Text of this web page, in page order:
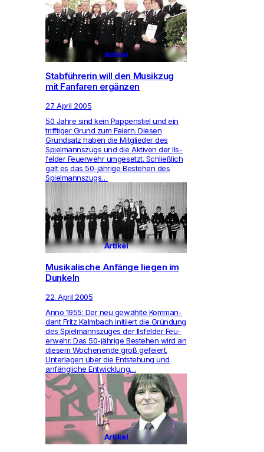
Artikel
Stabführerin will den Musikzug
mit Fanfaren ergänzen
27. April 2005
50 Jahre sind kein Pap­pen­stiel und ein
triff­tiger Grund zum Feiern. Diesen
Grund­satz haben die Mit­glieder des
Spiel­manns­zugs und die Aktiven der Ils­
felder Feu­er­wehr umge­setzt. Schließlich
galt es das 50-jährige Bestehen des
Spiel­manns­zugs…
Artikel
Musikalische Anfänge liegen im
Dunkeln
22. April 2005
Anno 1955: Der neu gewählte Kom­man­
dant Fritz Kalm­bach initi­iert die Gründung
des Spiel­manns­zuges der Ils­felder Feu­
er­wehr. Das 50-jährige Bestehen wird an
diesem Wochen­ende groß gefeiert.
Unter­lagen über die Ent­ste­hung und
anfängliche Ent­wick­lung…
Artikel